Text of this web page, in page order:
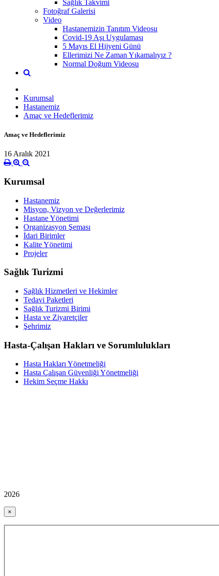
Sağlık Takvimi
Fotoğraf Galerisi
Video
Hastanemizin Tanıtım Videosu
Covid-19 Aşı Uygulaması
5 Mayıs El Hijyeni Günü
Ellerimizi Ne Zaman Yıkamalıyız ?
Normal Doğum Videosu
Kurumsal
Hastanemiz
Amaç ve Hedeflerimiz
Amaç ve Hedeflerimiz
16 Aralık 2021
Kurumsal
Hastanemiz
Misyon, Vizyon ve Değerlerimiz
Hastane Yönetimi
Organizasyon Şeması
İdari Birimler
Kalite Yönetimi
Projeler
Sağlık Turizmi
Sağlık Hizmetleri ve Hekimler
Tedavi Paketleri
Sağlık Turizmi Birimi
Hasta ve Ziyaretçiler
Şehrimiz
Hasta-Çalışan Hakları ve Sorumlulukları
Hasta Hakları Yönetmeliği
Hasta Çalışan Güvenliği Yönetmeliği
Hekim Seçme Hakkı
2026
×